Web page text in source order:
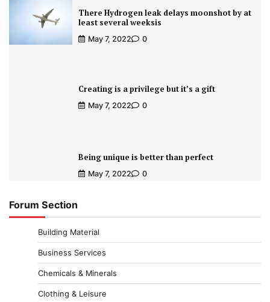
There Hydrogen leak delays moonshot by at
least several weeksis
May 7, 2022 0
Creating is a privilege but it’s a gift
May 7, 2022 0
Being unique is better than perfect
May 7, 2022 0
Forum Section
Building Material
Business Services
Chemicals & Minerals
Clothing & Leisure